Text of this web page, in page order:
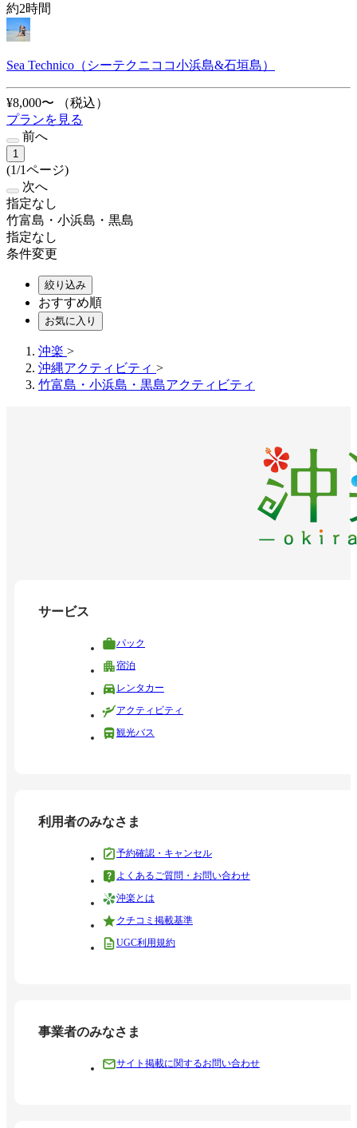
約2時間
Sea Technico（シーテクニココ小浜島&石垣島）
¥8,000〜
（税込）
プランを見る
前へ
1
(1/1ページ)
次へ
指定なし
竹富島・小浜島・黒島
指定なし
条件変更
絞り込み
おすすめ順
お気に入り
沖楽 >
沖縄アクティビティ >
竹富島・小浜島・黒島アクティビティ
サービス
パック
宿泊
レンタカー
アクティビティ
観光バス
利用者のみなさま
予約確認・キャンセル
よくあるご質問・お問い合わせ
沖楽とは
クチコミ掲載基準
UGC利用規約
事業者のみなさま
サイト掲載に関するお問い合わせ